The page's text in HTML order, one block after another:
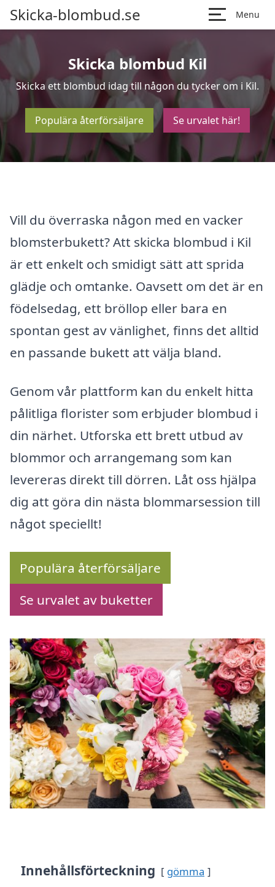
Skicka-blombud.se Menu
Skicka blombud Kil
Skicka ett blombud idag till någon du tycker om i Kil.
Populära återförsäljare Se urvalet här!
Vill du överraska någon med en vacker
blomsterbukett? Att skicka blombud i Kil
är ett enkelt och smidigt sätt att sprida
glädje och omtanke. Oavsett om det är en
födelsedag, ett bröllop eller bara en
spontan gest av vänlighet, finns det alltid
en passande bukett att välja bland.
Genom vår plattform kan du enkelt hitta
pålitliga florister som erbjuder blombud i
din närhet. Utforska ett brett utbud av
blommor och arrangemang som kan
levereras direkt till dörren. Låt oss hjälpa
dig att göra din nästa blommarsession till
något speciellt!
Populära återförsäljare
Se urvalet av buketter
Innehållsförteckning gömma